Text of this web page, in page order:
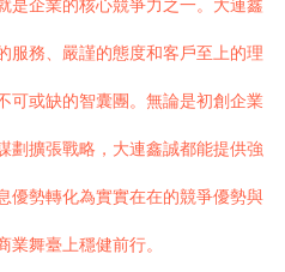
是企業的核心競爭力之一。大連鑫
服務、嚴謹的態度和客戶至上的理
可或缺的智囊團。無論是初創企業
劃擴張戰略，大連鑫誠都能提供強
優勢轉化為實實在在的競爭優勢與
舞臺上穩健前行。